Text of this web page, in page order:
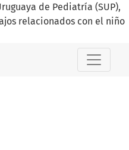
de Pediatría (SUP),
relacionados con el niño
bucofaríngeos